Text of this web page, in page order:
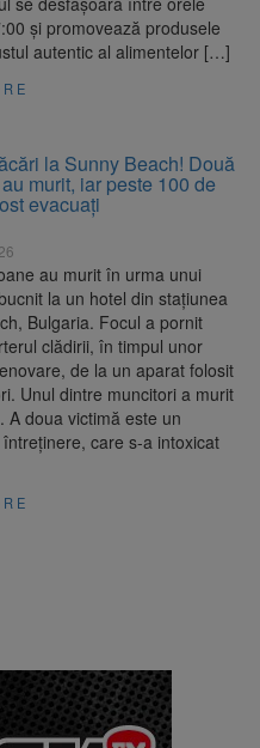
și promovează produsele
autentic al alimentelor […]
la Sunny Beach! Două
murit, iar peste 100 de
evacuați
au murit în urma unui
la un hotel din stațiunea
Bulgaria. Focul a pornit
clădirii, în timpul unor
de la un aparat folosit
Unul dintre muncitori a murit
A doua victimă este un
care s-a intoxicat